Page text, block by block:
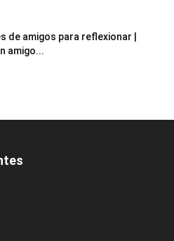
de amigos para reflexionar |
amigo...